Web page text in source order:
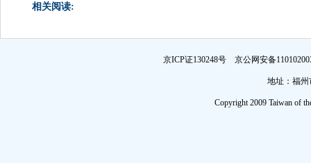
相关阅读:
京ICP证130248号 京公网安备
地址：福州
Copyright 2009 Taiwan of